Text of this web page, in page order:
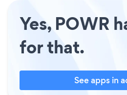
Yes, POWR
for that.
See apps in